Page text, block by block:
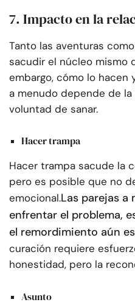
7. Impacto en la
Tanto las aventuras
sacudir el núcleo mismo
embargo, cómo lo hacen
a menudo depende de
voluntad de sanar.
Hacer trampa
Hacer trampa sacude la
pero es posible que no
emocional.Las parejas a
enfrentar el problema,
el remordimiento aún
curación requiere
honestidad, pero la
Asunto